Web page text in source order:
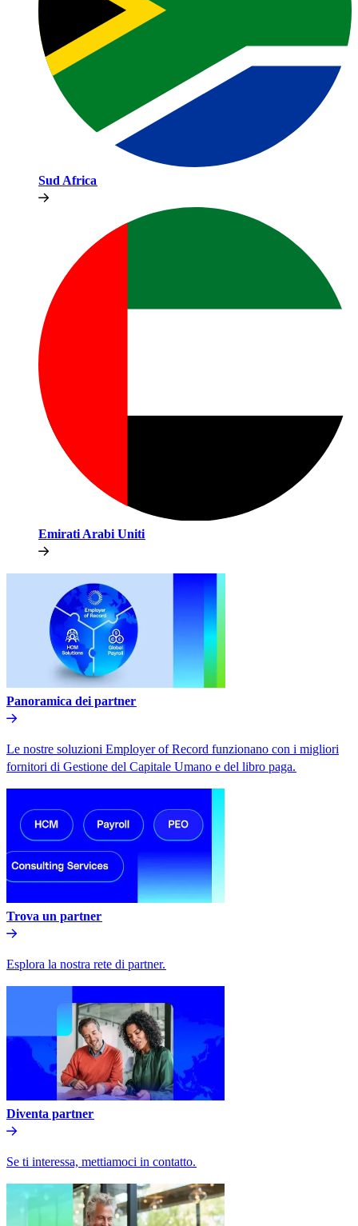
Sud Africa​​
Emirati Arabi Uniti​​
Panoramica dei partner​​
Le nostre soluzioni Employer of Record funzionano con i migliori
fornitori di Gestione del Capitale Umano e del libro paga.​​
Trova un partner​​
Esplora la nostra rete di partner.​​
Diventa partner​​
Se ti interessa, mettiamoci in contatto.​​